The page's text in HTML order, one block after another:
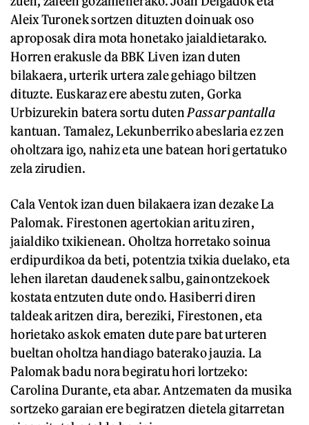
Aleix Turonek sortzen dituzten doinuak oso
aproposak dira mota honetako jaialdietarako.
Horren erakusle da BBK Liven izan duten
bilakaera, urterik urtera zale gehiago biltzen
dituzte. Euskaraz ere abestu zuten, Gorka
Urbizurekin batera sortu duten Passar pantalla
kantuan. Tamalez, Lekunberriko abeslaria ez zen
oholtzara igo, nahiz eta une batean hori gertatuko
zela zirudien.
Cala Ventok izan duen bilakaera izan dezake La
Palomak. Firestonen agertokian aritu ziren,
jaialdiko txikienean. Oholtza horretako soinua
erdipurdikoa da beti, potentzia txikia duelako, eta
lehen ilaretan daudenek salbu, gainontzekoek
kostata entzuten dute ondo. Hasiberri diren
taldeak aritzen dira, bereziki, Firestonen, eta
horietako askok ematen dute pare bat urteren
bueltan oholtza handiago baterako jauzia. La
Palomak badu nora begiratu hori lortzeko:
Carolina Durante, eta abar. Antzematen da musika
sortzeko garaian ere begiratzen dietela gitarretan